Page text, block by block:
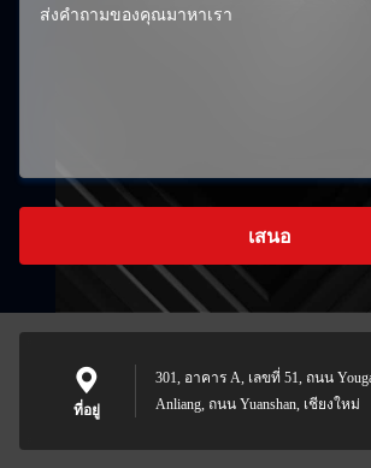
เสนอ
ที่อยู่
301, อาคาร A, เลขที่ 51, ถนน
Anliang, ถนน Yuanshan, เชียงใหม่